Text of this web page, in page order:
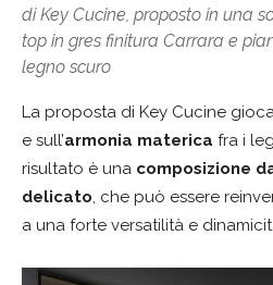
di Key Cucine, proposto in una
top in gres finitura Carrara e
legno scuro
La proposta di Key Cucine
e sull’armonia materica fra i
risultato è una composizione
delicato, che può essere
a una forte versatilità e